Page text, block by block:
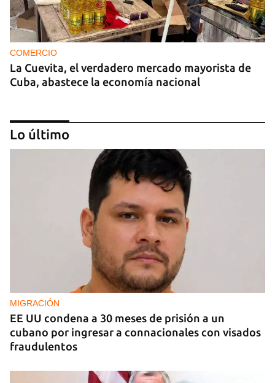
COMERCIO
La Cuevita, el verdadero mercado mayorista de
Cuba, abastece la economía nacional
EE UU duplica sus ventas de combustible al
sector privado cubano
Lo último
MIGRACIÓN
EE UU condena a 30 meses de prisión a un
cubano por ingresar a connacionales con visados
fraudulentos